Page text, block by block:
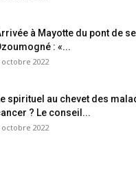
à Mayotte du pont de
: «...
octobre 2022
spirituel au chevet des
? Le conseil...
octobre 2022